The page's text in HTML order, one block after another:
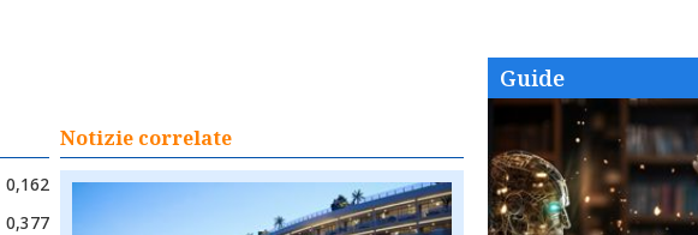
0,162
0,377
Notizie correlate
Guide